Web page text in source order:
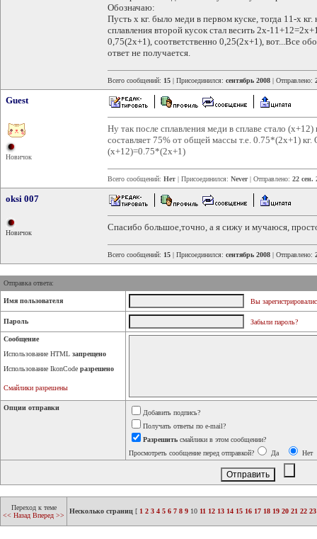
Обозначаю:
Пусть x кг. было меди в первом куске, тогда 11-x
сплавления второй кусок стал весить 2x-
0,75(2x+1), соответственно 0,25(2x+1), вот...Все
ответ не получается.
Всего сообщений: 15 | Присоединился: сентябрь 2008 | Отправлено:
Guest
Новичок
Ну так после сплавления меди в сплаве стало
составляет 75% от общей массы т.е. 0.75*(2x+1) кг.
(x+12)=0.75*(2x+1)
Всего сообщений: Нет | Присоединился: Never| Отправлено: 22 сен.
oksi 007
Новичок
Спасибо большое,точно, а я сижу и мучаюся,
Всего сообщений: 15 | Присоединился: сентябрь 2008 | Отправлено:
Отправка ответа:
Имя пользователя Вы
Пароль Забыли пароль?
Сообщение
Использование HTML запрещено
Использование IkonCode разрешено
Смайлики разрешены
Опции отправки
Добавить подпись?
Получать ответы по e-mail?
Разрешить смайлики в этом сообщении?
Просмотреть сообщение перед отправкой?
Да Нет
Переход к теме
<< Назад Вперед >>
Несколько страниц [ 1 2 3 4 5 6 7 8 9 10 11 12 13 14 15 16 17 18 19 20 21 22 23